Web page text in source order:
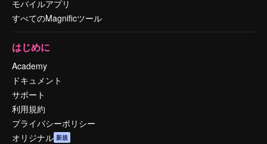
モバイルアプリ
すべてのMagnificツール
はじめに
Academy
ドキュメント
サポート
利用規約
プライバシーポリシー
オリジナル 新規